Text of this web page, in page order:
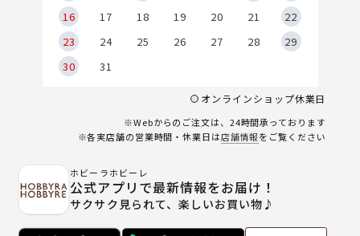
16
17 18 19 20 21
22
23
24 25 26 27 28
29
30
31
オンラインショップ休業日
※Webからのご注文は、24時間承っております
※各実店舗の営業時間・休業日は店舗情報をご覧ください
ホビーラホビーレ
公式アプリで最新情報をお届け！
サクサク見られて、楽しいお買い物♪